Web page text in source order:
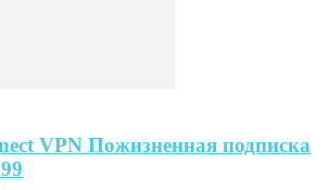
VPN Пожизненная подписка